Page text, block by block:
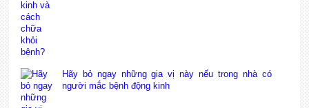
Hãy bỏ ngay những gia vị này nếu trong nhà có
người mắc bệnh động kinh